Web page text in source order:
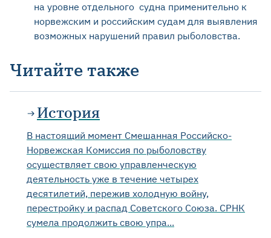
на уровне отдельного судна применительно к
норвежским и российским судам для выявления
возможных нарушений правил рыболовства.
Читайте также
История
В настоящий момент Смешанная Российско-
Норвежская Комиссия по рыболовству
осуществляет свою управленческую
деятельность уже в течение четырех
десятилетий, пережив холодную войну,
перестройку и распад Советского Союза. СРНК
сумела продолжить свою упра...